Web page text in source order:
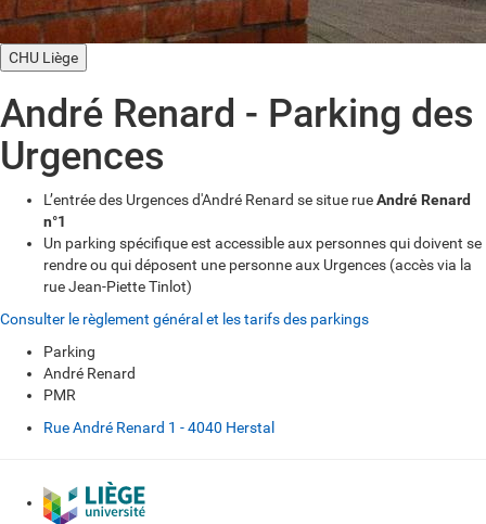
CHU Liège
André Renard - Parking des
Urgences
L’entrée des Urgences d'André Renard se situe rueAndré Renard
n°1
Un parking spécifique est accessible aux personnes qui doivent se
rendre ou qui déposent une personne aux Urgences (accès via la
rue Jean-Piette Tinlot)
Consulter le règlement général et les tarifs des parkings
Parking
André Renard
PMR
Rue André Renard 1 - 4040 Herstal